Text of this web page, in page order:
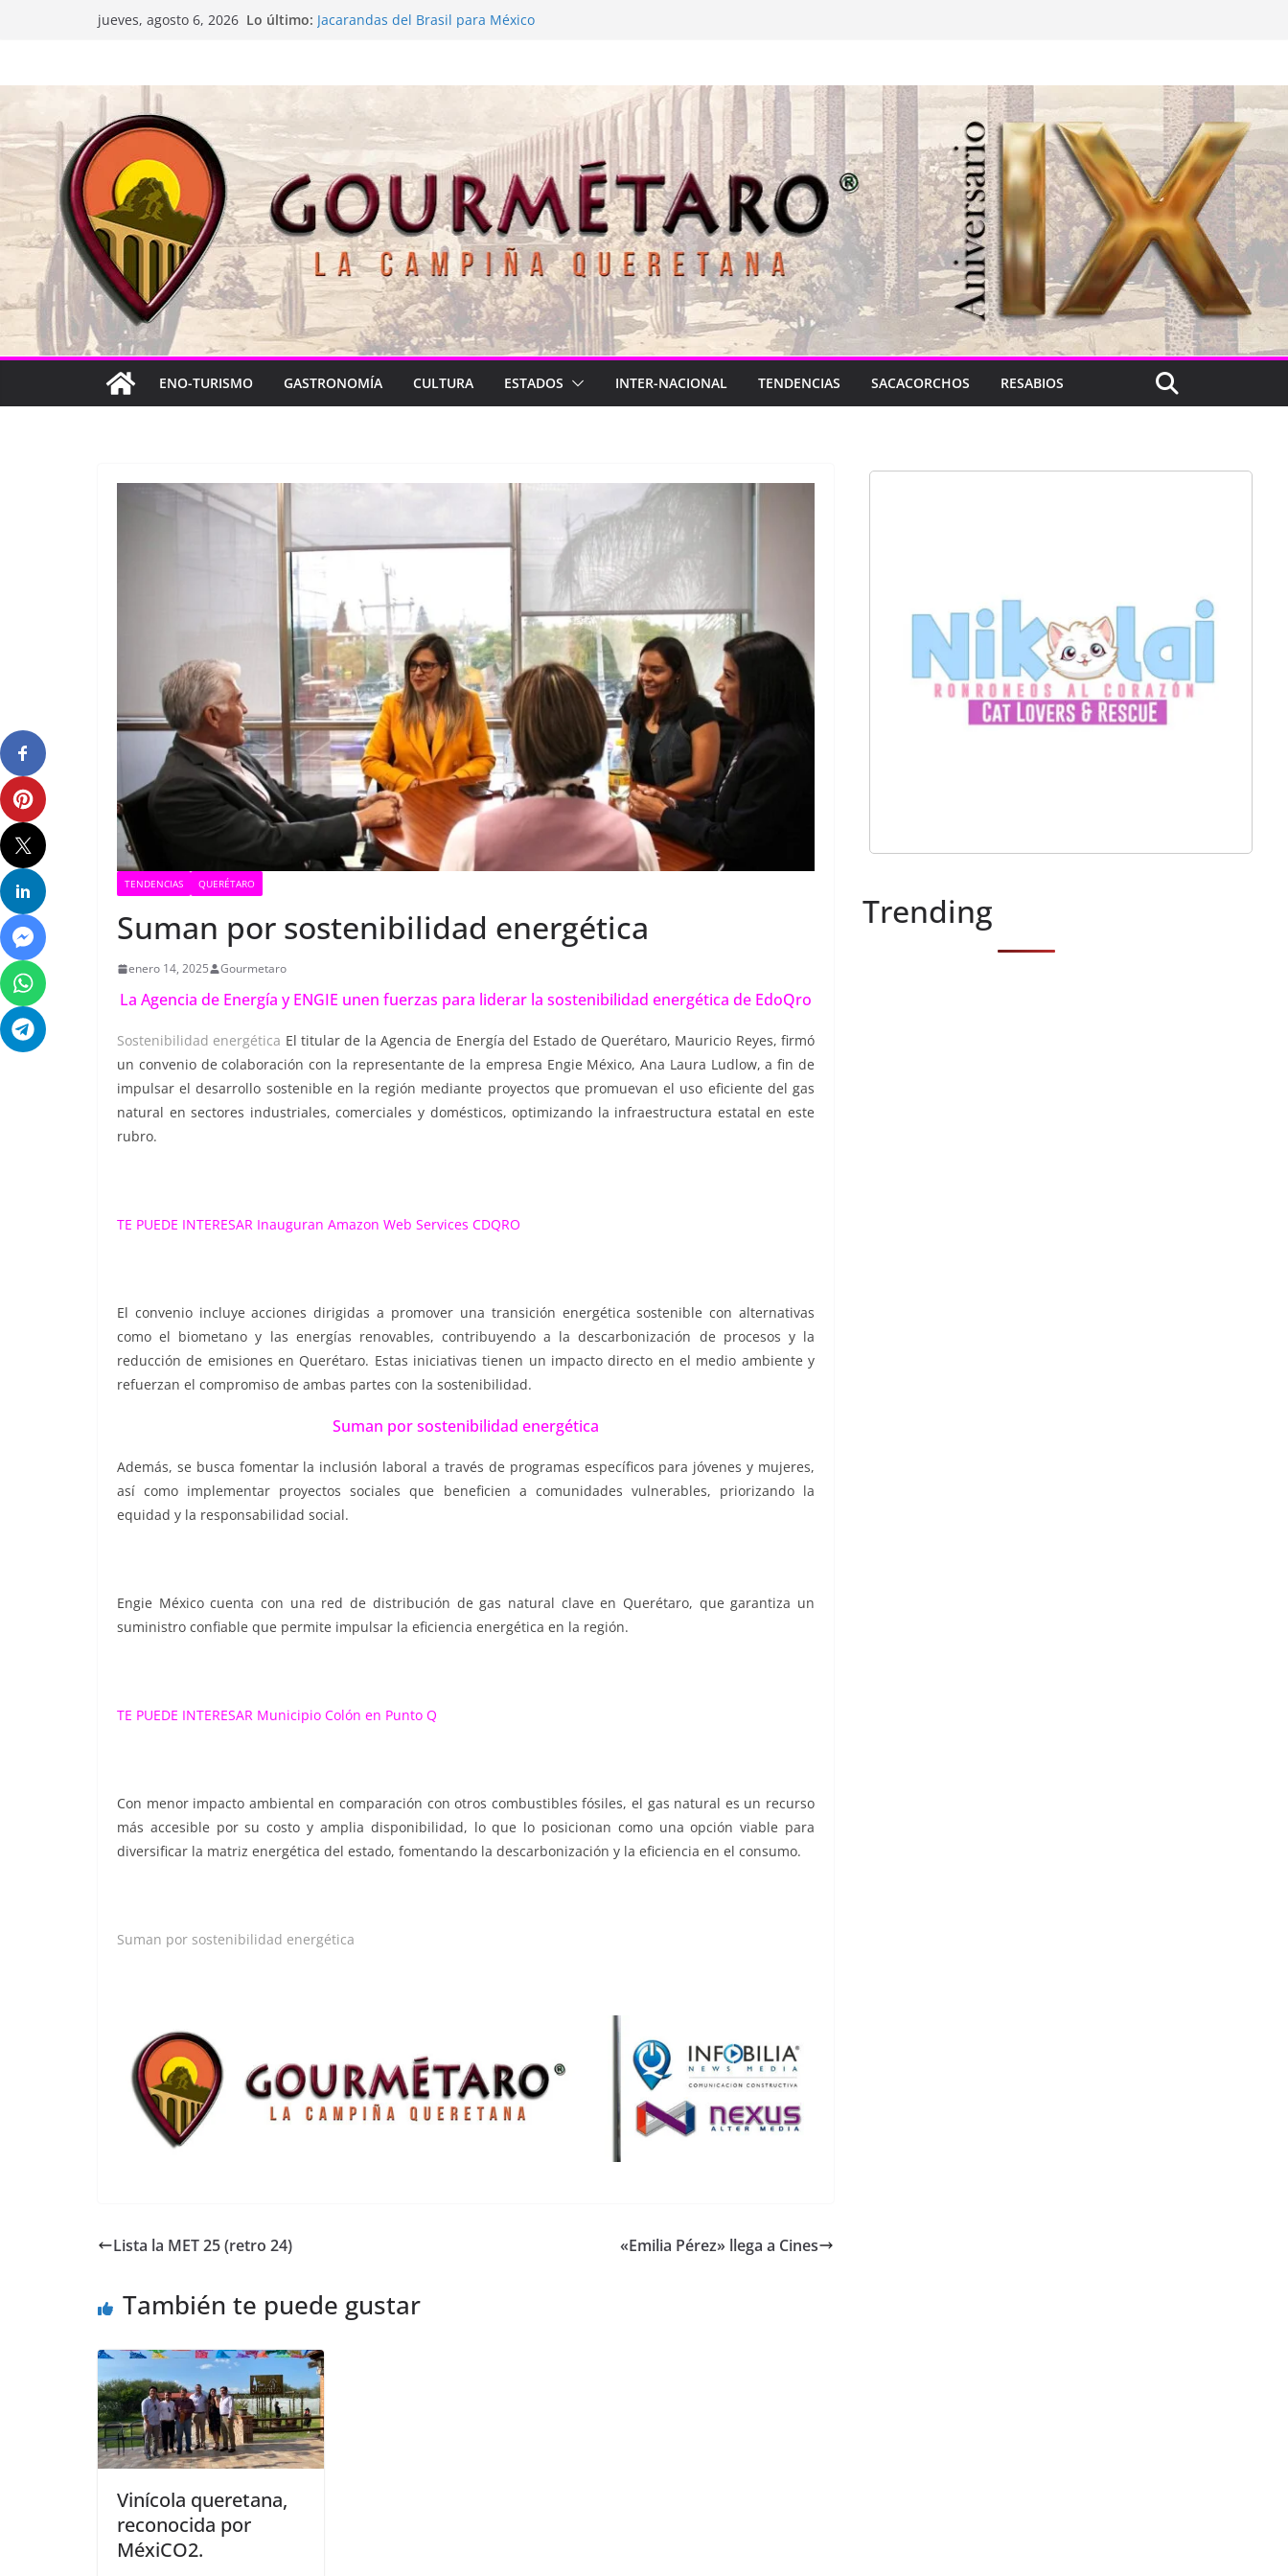
jueves, agosto 6, 2026 Lo último:
La “plastinación” está de luto
Jacarandas del Brasil para México
Queretablues vuelve a latir
ENO-TURISMO GASTRONOMÍA CULTURA ESTADOS INTER-NACIONAL TENDENCIAS SACACORCHOS RESABIOS
TENDENCIAS QUERÉTARO
Suman por sostenibilidad energética
enero 14, 2025 Gourmetaro
La Agencia de Energía y ENGIE unen fuerzas para liderar la sostenibilidad energética de EdoQro
Sostenibilidad energética El titular de la Agencia de Energía del Estado de Querétaro, Mauricio Reyes, firmó
un convenio de colaboración con la representante de la empresa Engie México, Ana Laura Ludlow, a fin de
impulsar el desarrollo sostenible en la región mediante proyectos que promuevan el uso eficiente del gas
natural en sectores industriales, comerciales y domésticos, optimizando la infraestructura estatal en este
rubro.
TE PUEDE INTERESAR Inauguran Amazon Web Services CDQRO
El convenio incluye acciones dirigidas a promover una transición energética sostenible con alternativas
como el biometano y las energías renovables, contribuyendo a la descarbonización de procesos y la
reducción de emisiones en Querétaro. Estas iniciativas tienen un impacto directo en el medio ambiente y
refuerzan el compromiso de ambas partes con la sostenibilidad.
Suman por sostenibilidad energética
Además, se busca fomentar la inclusión laboral a través de programas específicos para jóvenes y mujeres,
así como implementar proyectos sociales que beneficien a comunidades vulnerables, priorizando la
equidad y la responsabilidad social.
Engie México cuenta con una red de distribución de gas natural clave en Querétaro, que garantiza un
suministro confiable que permite impulsar la eficiencia energética en la región.
TE PUEDE INTERESAR Municipio Colón en Punto Q
Con menor impacto ambiental en comparación con otros combustibles fósiles, el gas natural es un recurso
más accesible por su costo y amplia disponibilidad, lo que lo posicionan como una opción viable para
diversificar la matriz energética del estado, fomentando la descarbonización y la eficiencia en el consumo.
Suman por sostenibilidad energética
Lista la MET 25 (retro 24) «Emilia Pérez» llega a Cines
También te puede gustar
Vinícola queretana,
reconocida por
MéxiCO2.
Trending